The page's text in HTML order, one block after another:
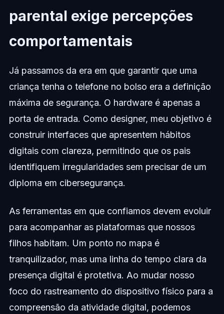
parental exige percepções
comportamentais
Já passamos da era em que garantir que uma
criança tenha o telefone no bolso era a definição
máxima de segurança. O hardware é apenas a
porta de entrada. Como designer, meu objetivo é
construir interfaces que apresentem hábitos
digitais com clareza, permitindo que os pais
identifiquem irregularidades sem precisar de um
diploma em cibersegurança.
As ferramentas em que confiamos devem evoluir
para acompanhar as plataformas que nossos
filhos habitam. Um ponto no mapa é
tranquilizador, mas uma linha do tempo clara da
presença digital é protetiva. Ao mudar nosso
foco do rastreamento do dispositivo físico para a
compreensão da atividade digital, podemos